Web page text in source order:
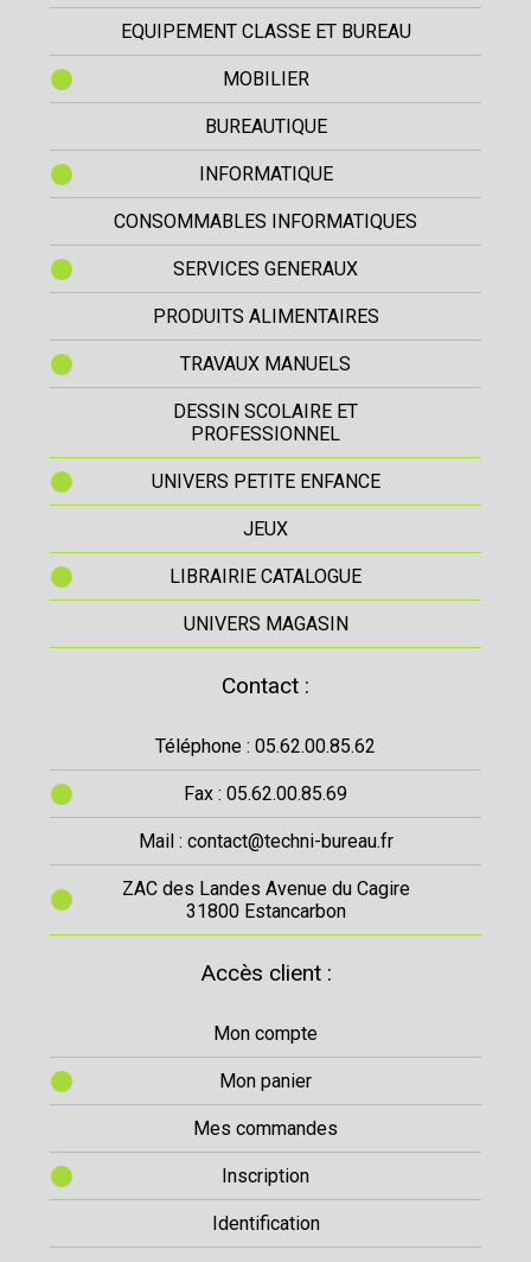
EQUIPEMENT CLASSE ET BUREAU
MOBILIER
BUREAUTIQUE
INFORMATIQUE
CONSOMMABLES INFORMATIQUES
SERVICES GENERAUX
PRODUITS ALIMENTAIRES
TRAVAUX MANUELS
DESSIN SCOLAIRE ET
PROFESSIONNEL
UNIVERS PETITE ENFANCE
JEUX
LIBRAIRIE CATALOGUE
UNIVERS MAGASIN
Contact :
Téléphone : 05.62.00.85.62
Fax : 05.62.00.85.69
Mail : contact@techni-bureau.fr
ZAC des Landes Avenue du Cagire
31800 Estancarbon
Accès client :
Mon compte
Mon panier
Mes commandes
Inscription
Identification